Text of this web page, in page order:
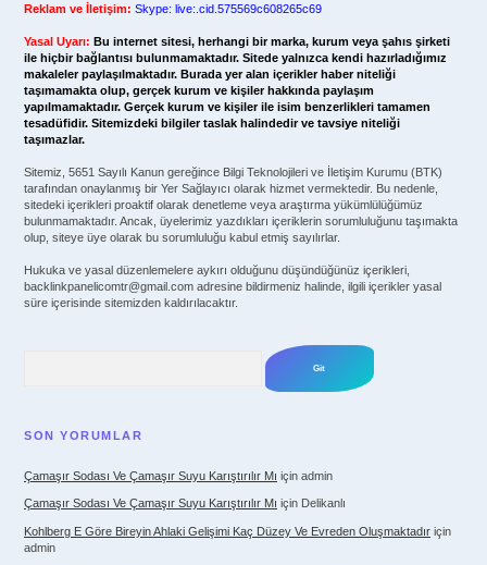
Reklam ve İletişim: Skype: live:.cid.575569c608265c69
Yasal Uyarı: Bu internet sitesi, herhangi bir marka, kurum veya şahıs şirketi
ile hiçbir bağlantısı bulunmamaktadır. Sitede yalnızca kendi hazırladığımız
makaleler paylaşılmaktadır. Burada yer alan içerikler haber niteliği
taşımamakta olup, gerçek kurum ve kişiler hakkında paylaşım
yapılmamaktadır. Gerçek kurum ve kişiler ile isim benzerlikleri tamamen
tesadüfidir. Sitemizdeki bilgiler taslak halindedir ve tavsiye niteliği
taşımazlar.
Sitemiz, 5651 Sayılı Kanun gereğince Bilgi Teknolojileri ve İletişim Kurumu (BTK)
tarafından onaylanmış bir Yer Sağlayıcı olarak hizmet vermektedir. Bu nedenle,
sitedeki içerikleri proaktif olarak denetleme veya araştırma yükümlülüğümüz
bulunmamaktadır. Ancak, üyelerimiz yazdıkları içeriklerin sorumluluğunu taşımakta
olup, siteye üye olarak bu sorumluluğu kabul etmiş sayılırlar.
Hukuka ve yasal düzenlemelere aykırı olduğunu düşündüğünüz içerikleri,
backlinkpanelicomtr@gmail.com adresine bildirmeniz halinde, ilgili içerikler yasal
süre içerisinde sitemizden kaldırılacaktır.
SON YORUMLAR
Çamaşır Sodası Ve Çamaşır Suyu Karıştırılır Mı için admin
Çamaşır Sodası Ve Çamaşır Suyu Karıştırılır Mı için Delikanlı
Kohlberg E Göre Bireyin Ahlaki Gelişimi Kaç Düzey Ve Evreden Oluşmaktadır için
admin